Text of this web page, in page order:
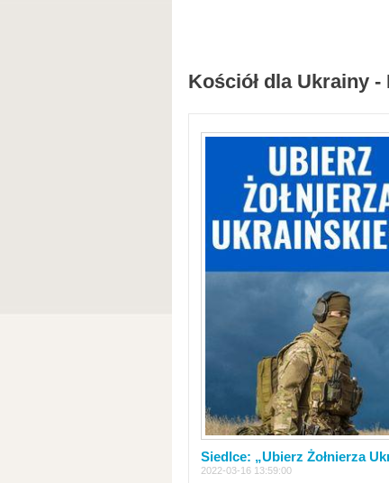
Kościół dla Ukrainy
Siedlce: „Ubierz Żołnierza
2022-03-16 13:59:00